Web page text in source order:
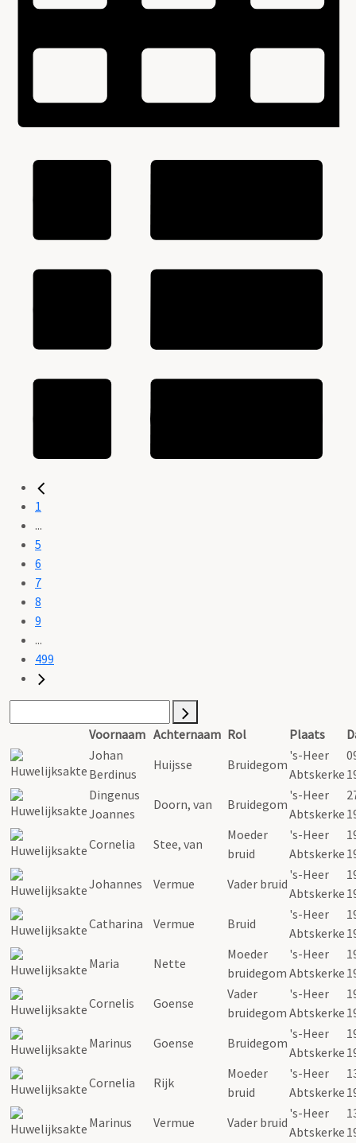
1
...
5
6
7
8
9
...
499
Voornaam Achternaam Rol Plaats
Johan
Berdinus
Huijsse Bruidegom
's-Heer
Abtskerke
Dingenus
Joannes
Doorn, van Bruidegom
's-Heer
Abtskerke
Cornelia
Stee, van
Moeder
bruid
's-Heer
Abtskerke
Johannes
Vermue Vader bruid
's-Heer
Abtskerke
Catharina
Vermue Bruid
's-Heer
Abtskerke
Maria
Nette
Moeder
bruidegom
's-Heer
Abtskerke
Cornelis
Goense
Vader
bruidegom
's-Heer
Abtskerke
Marinus
Goense Bruidegom
's-Heer
Abtskerke
Cornelia
Rijk
Moeder
bruid
's-Heer
Abtskerke
Marinus
Vermue Vader bruid
's-Heer
Abtskerke